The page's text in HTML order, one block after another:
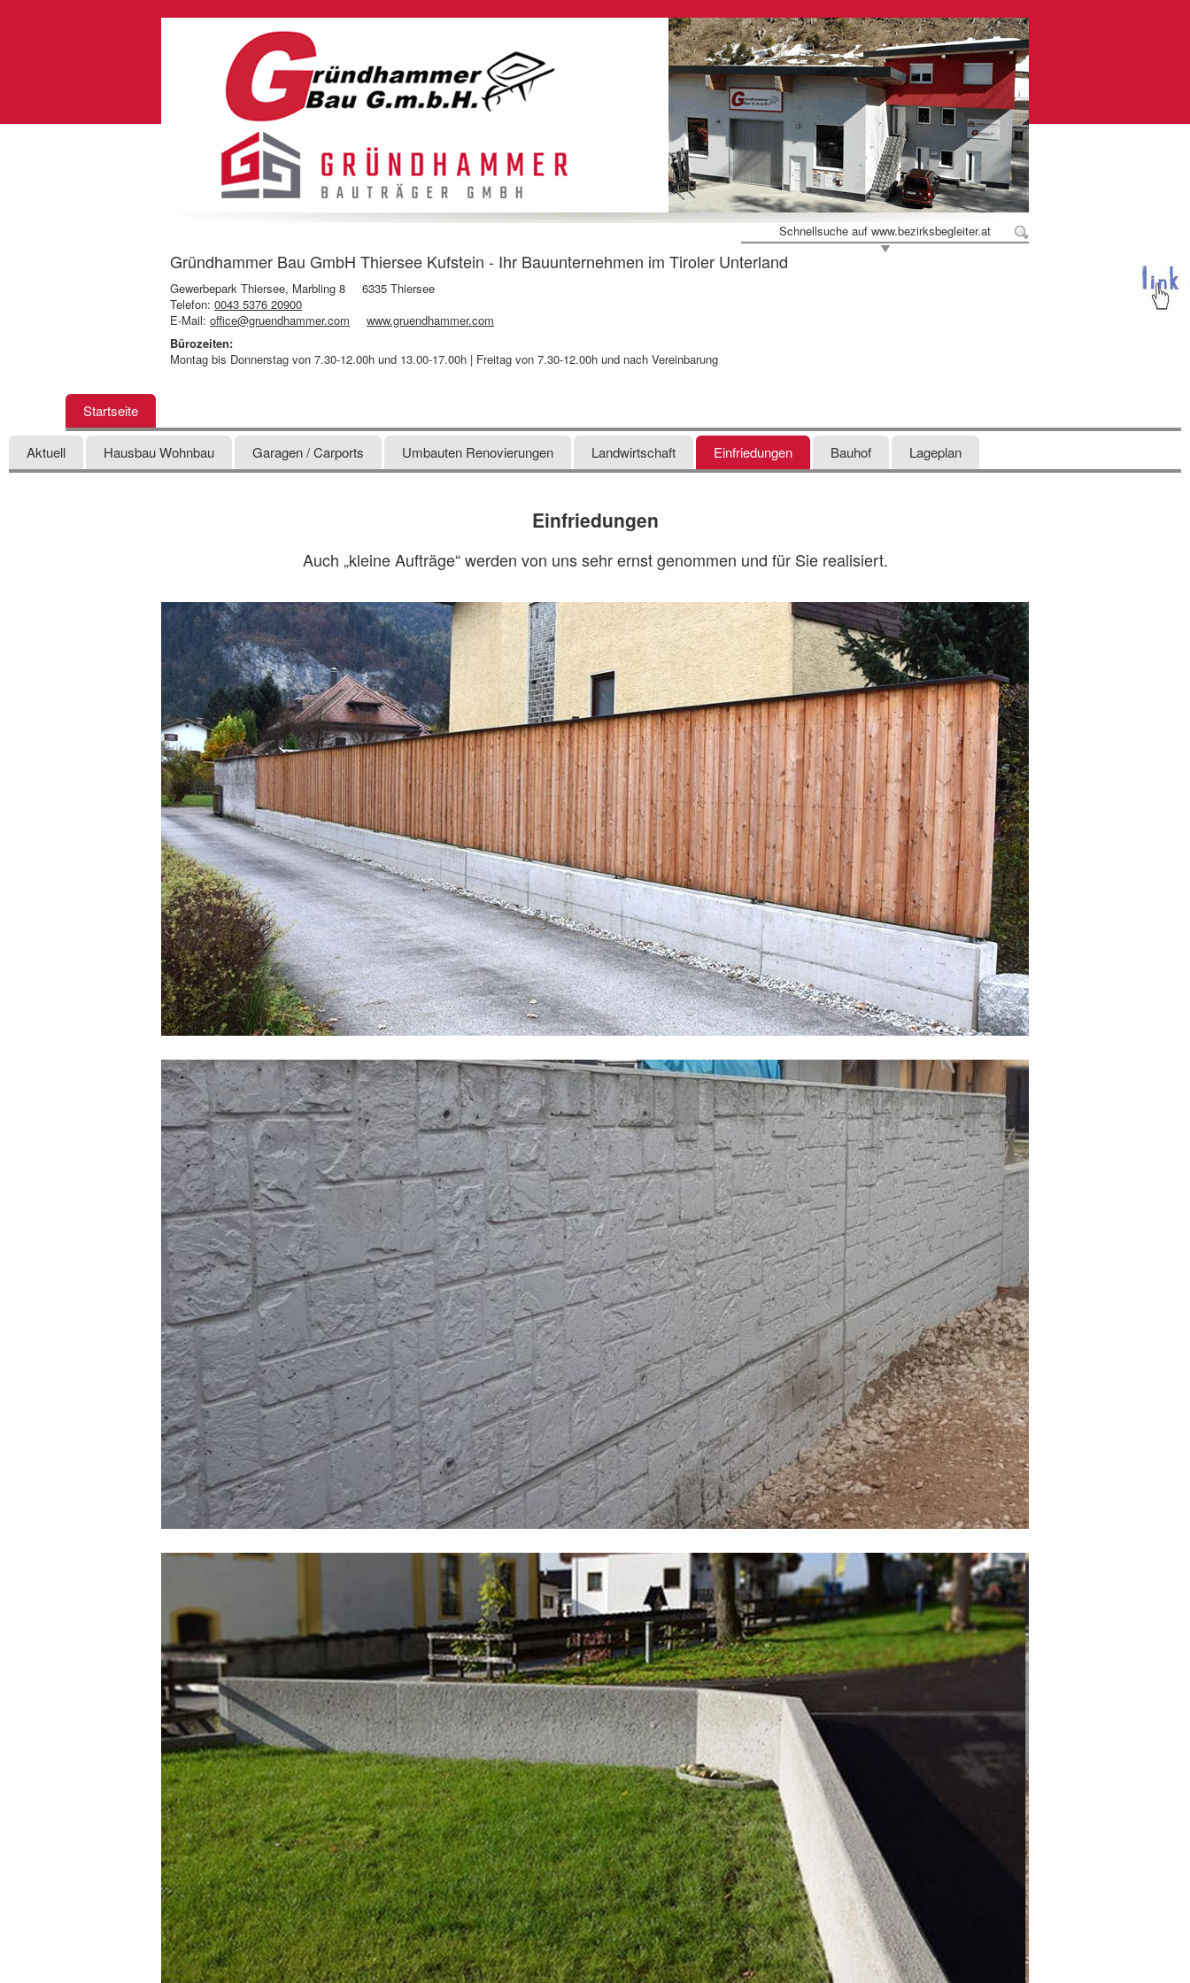
Schnellsuche auf www.bezirksbegleiter.at
Gründhammer Bau GmbH Thiersee Kufstein - Ihr Bauunternehmen im Tiroler Unterland
Gewerbepark Thiersee, Marbling 8
6335 Thiersee
Telefon: 0043 5376 20900
E-Mail: office@gruendhammer.com
www.gruendhammer.com
Bürozeiten:
Montag bis Donnerstag von 7.30-12.00h und 13.00-17.00h | Freitag von 7.30-12.00h und nach Vereinbarung
Startseite
Aktuell Hausbau Wohnbau Garagen / Carports Umbauten Renovierungen Landwirtschaft Einfriedungen Bauhof Lageplan
Einfriedungen
Auch „kleine Aufträge“ werden von uns sehr ernst genommen und für Sie realisiert.